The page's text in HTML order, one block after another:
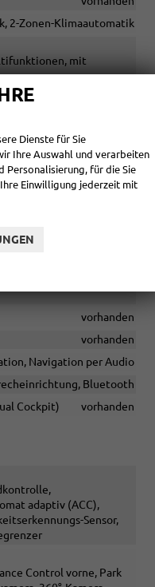
2-Zonen-Klimaautomatik
mit
hinten geteilt,
DAB, Android
vorhanden
vorhanden
Navigation per Audio
Bluetooth
Cockpit)
vorhanden
adaptiv (ACC),
Sensor,
Control vorne, Park
Dienste für Sie
Ihre Auswahl und verarbeiten
Personalisierung, für die Sie
Einwilligung jederzeit mit